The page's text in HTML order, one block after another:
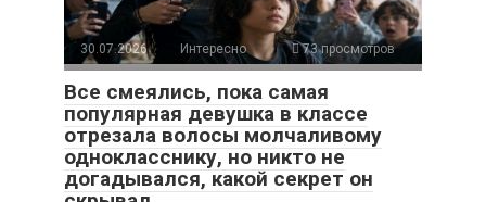
30.07.2026 Интересно 73 просмотров
Все смеялись, пока самая
популярная девушка в классе
отрезала волосы молчаливому
однокласснику, но никто не
догадывался, какой секрет он